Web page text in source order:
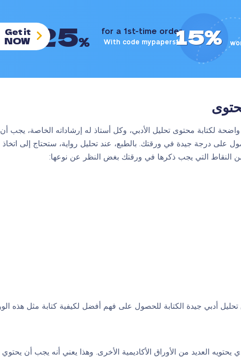
15%
for a 1st-time order
With code mypapers15
25%
Get it
NOW
لكتابة محتوى تحليل الأدبي، وكل أستاذ له إرشاداته الخاصة، يجب
على درجة جيدة في ورقتك. بالطبع، عند تحليل رواية، ستحتاج إلى
النقاط التي يجب ذكرها في ورقتك بغض النظر عن نوعها:
أدبي جيدة الكتابة للحصول على فهم أفضل لكيفية كتابة مثل هذه
يحتويه العديد من الأوراق الأكاديمية الأخرى. وهذا يعني أنه يجب أن